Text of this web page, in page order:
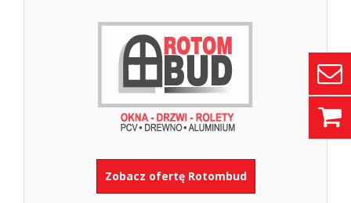
Zobacz ofertę Rotombud